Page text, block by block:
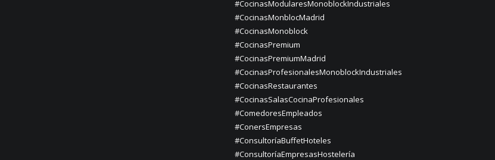
#CocinasModularesMonoblockIndustriales
#CocinasMonblocMadrid
#CocinasMonoblock
#CocinasPremium
#CocinasPremiumMadrid
#CocinasProfesionalesMonoblockIndustriales
#CocinasRestaurantes
#CocinasSalasCocinaProfesionales
#ComedoresEmpleados
#ConersEmpresas
#ConsultoríaBuffetHoteles
#ConsultoríaEmpresasHostelería